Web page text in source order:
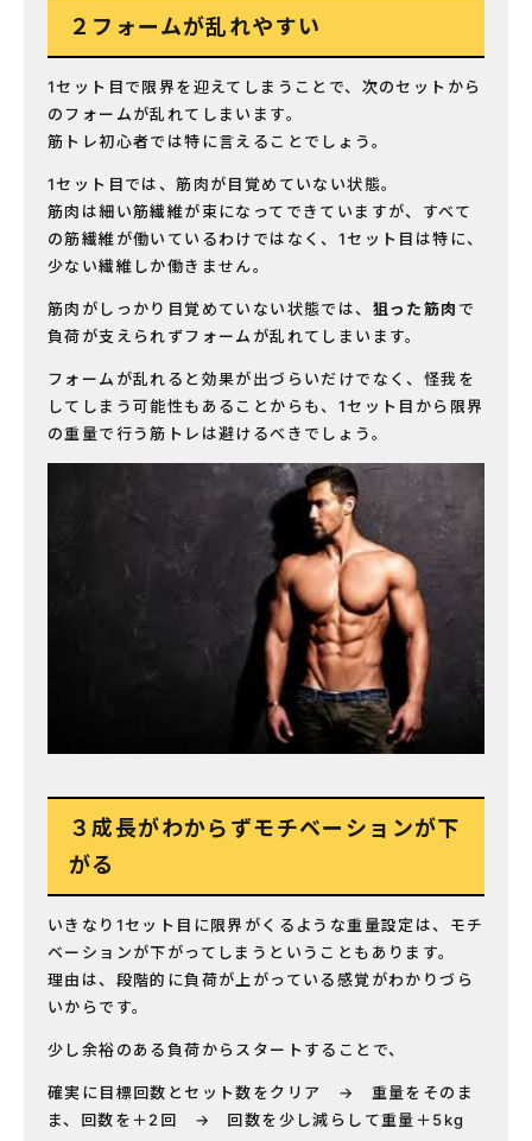
２フォームが乱れやすい
1セット目で限界を迎えてしまうことで、次のセットから
のフォームが乱れてしまいます。
筋トレ初心者では特に言えることでしょう。
1セット目では、筋肉が目覚めていない状態。
筋肉は細い筋繊維が束になってできていますが、すべて
の筋繊維が働いているわけではなく、1セット目は特に、
少ない繊維しか働きません。
筋肉がしっかり目覚めていない状態では、 狙った筋肉 で
負荷が支えられずフォームが乱れてしまいます。
フォームが乱れると効果が出づらいだけでなく、怪我を
してしまう可能性もあることからも、1セット目から限界
の重量で行う筋トレは避けるべきでしょう。
３成長がわからずモチベーションが下
がる
いきなり1セット目に限界がくるような重量設定は、モチ
ベーションが下がってしまうということもあります。
理由は、段階的に負荷が上がっている感覚がわかりづら
いからです。
少し余裕のある負荷からスタートすることで、
確実に目標回数とセット数をクリア → 重量をそのま
ま、回数を＋2回 → 回数を少し減らして重量＋5kg